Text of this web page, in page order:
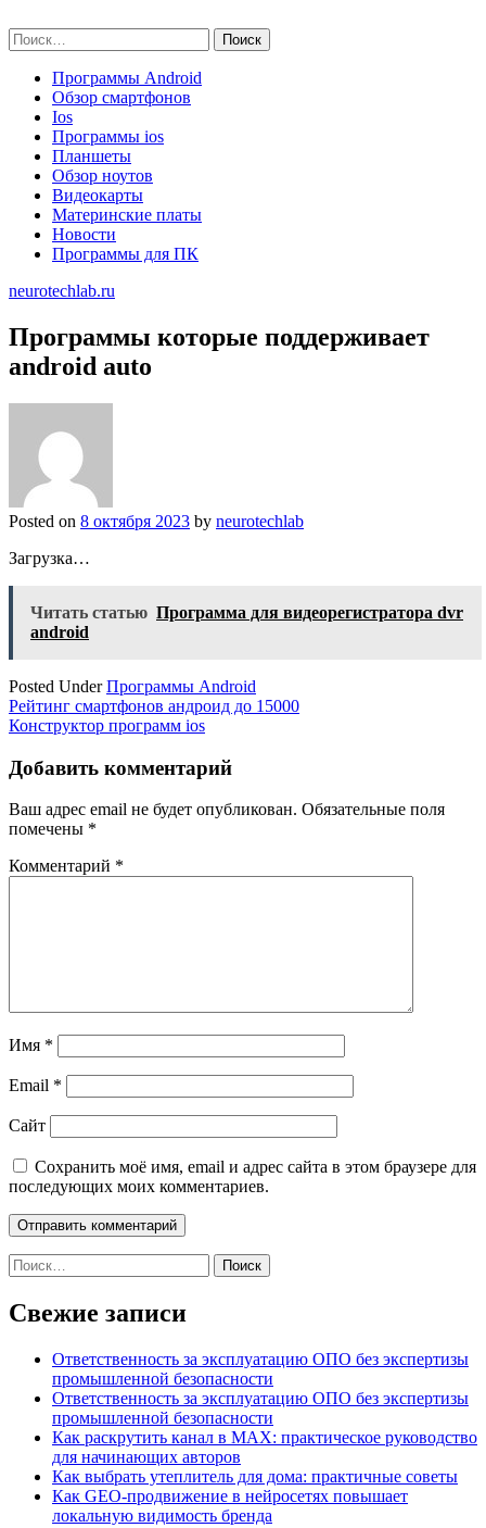
to
content
Найти:
Программы Android
Обзор смартфонов
Ios
Программы ios
Планшеты
Обзор ноутов
Видеокарты
Материнские платы
Новости
Программы для ПК
neurotechlab.ru
Программы которые поддерживает
android auto
Posted on 8 октября 2023 by neurotechlab
Загрузка…
Читать статью Программа для видеорегистратора dvr
android
Posted UnderПрограммы Android
Навигация
по
записям
Рейтинг смартфонов андроид до 15000
Конструктор программ ios
Добавить комментарий
Ваш адрес email не будет опубликован. Обязательные поля
помечены *
Комментарий *
Имя *
Email *
Сайт
Сохранить моё имя, email и адрес сайта в этом браузере для
последующих моих комментариев.
Найти:
Свежие записи
Ответственность за эксплуатацию ОПО без экспертизы
промышленной безопасности
Ответственность за эксплуатацию ОПО без экспертизы
промышленной безопасности
Как раскрутить канал в MAX: практическое руководство
для начинающих авторов
Как выбрать утеплитель для дома: практичные советы
Как GEO‑продвижение в нейросетях повышает
локальную видимость бренда